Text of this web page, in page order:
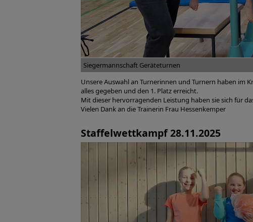
Siegermannschaft Geräteturnen
Unsere Auswahl an Turnerinnen und Turnern haben im
alles gegeben und den 1. Platz erreicht.
Mit dieser hervorragenden Leistung haben sie sich für
Vielen Dank an die Trainerin Frau Hessenkemper
Staffelwettkampf 28.11.2025